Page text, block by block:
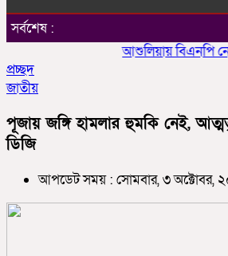
সর্বশেষ :
আশুলিয়ায় বিএনপি
প্রচ্ছদ
জাতীয়
পূজায় জঙ্গি হামলার হুমকি নেই,
ডিজি
আপডেট সময় : সোমবার, ৩ অক্টোবর,